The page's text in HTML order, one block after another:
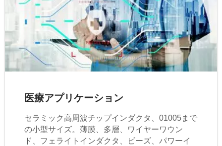
医療アプリケーション
セラミック高周波チップインダクタ、01005まで
の小型サイズ。薄膜、多層、ワイヤーワウン
ド、フェライトインダクタ、ビーズ、パワーイ